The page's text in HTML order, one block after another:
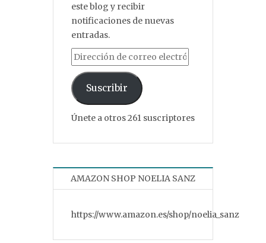
este blog y recibir
notificaciones de nuevas
entradas.
Dirección de correo electrónico
Suscribir
Únete a otros 261 suscriptores
AMAZON SHOP NOELIA SANZ
https://www.amazon.es/shop/noelia_sanz